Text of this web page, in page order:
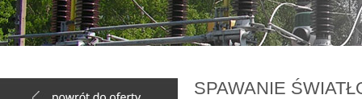
SPAWANIE